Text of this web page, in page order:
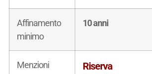
Affinamento
minimo
10 anni
Menzioni
Riserva